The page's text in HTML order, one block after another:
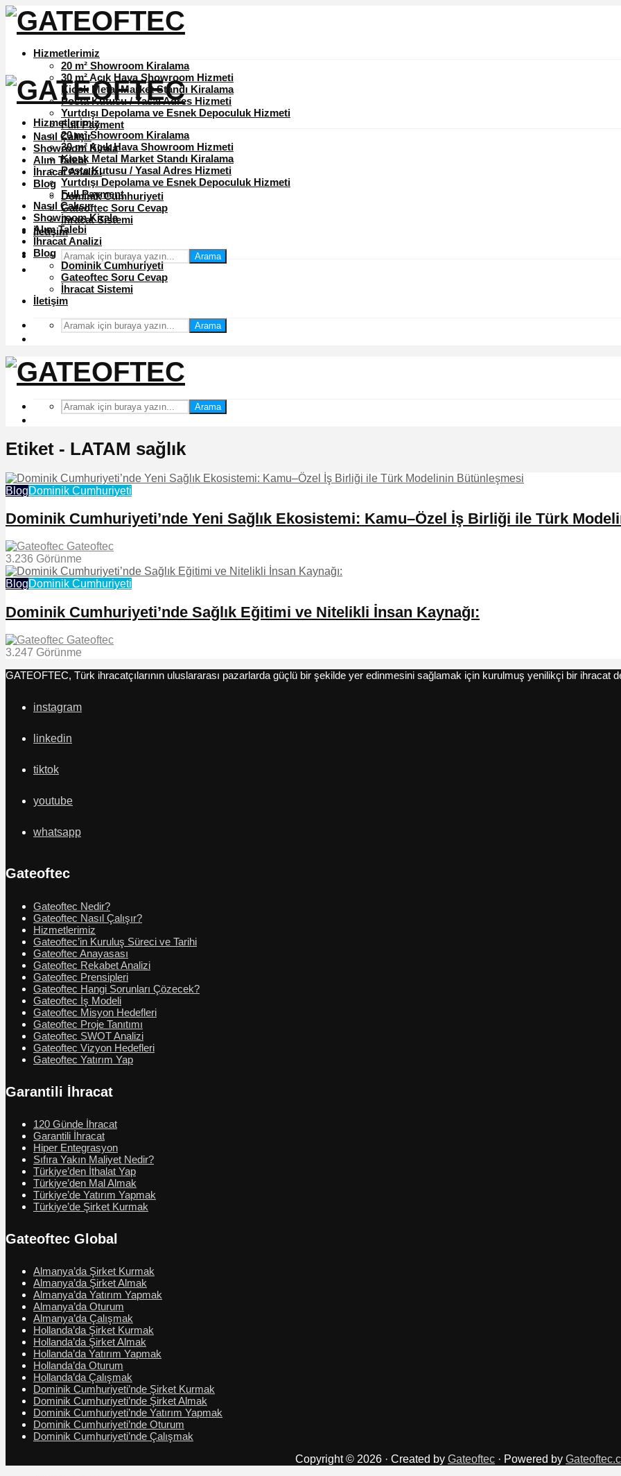
Hizmetlerimiz
20 m² Showroom Kiralama
30 m² Açık Hava Showroom Hizmeti
Kiosk Metal Market Standı Kiralama
Posta Kutusu / Yasal Adres Hizmeti
Yurtdışı Depolama ve Esnek Depoculuk Hizmeti
Full Payment
Nasıl Çalışır
Showroom Kirala
Alım Talebi
İhracat Analizi
Blog
Dominik Cumhuriyeti
Gateoftec Soru Cevap
İhracat Sistemi
İletişim
Arama
Hizmetlerimiz
20 m² Showroom Kiralama
30 m² Açık Hava Showroom Hizmeti
Kiosk Metal Market Standı Kiralama
Posta Kutusu / Yasal Adres Hizmeti
Yurtdışı Depolama ve Esnek Depoculuk Hizmeti
Full Payment
Nasıl Çalışır
Showroom Kirala
Alım Talebi
İhracat Analizi
Blog
Dominik Cumhuriyeti
Gateoftec Soru Cevap
İhracat Sistemi
İletişim
Arama
Arama
Etiket - LATAM sağlık
BlogDominik Cumhuriyeti
Dominik Cumhuriyeti’nde Yeni Sağlık Ekosistemi: Kamu–Özel İş Birliği ile Türk
Gateoftec
3.236 Görünme
BlogDominik Cumhuriyeti
Dominik Cumhuriyeti’nde Sağlık Eğitimi ve Nitelikli İnsan Kaynağı:
Gateoftec
3.247 Görünme
GATEOFTEC, Türk ihracatçılarının uluslararası pazarlarda güçlü bir şekilde yer edinmesini sağlamak için kurulmuş yenilikçi bir ihracat
instagram
linkedin
tiktok
youtube
whatsapp
Gateoftec
Gateoftec Nedir?
Gateoftec Nasıl Çalışır?
Hizmetlerimiz
Gateoftec’in Kuruluş Süreci ve Tarihi
Gateoftec Anayasası
Gateoftec Rekabet Analizi
Gateoftec Prensipleri
Gateoftec Hangi Sorunları Çözecek?
Gateoftec İş Modeli
Gateoftec Misyon Hedefleri
Gateoftec Proje Tanıtımı
Gateoftec SWOT Analizi
Gateoftec Vizyon Hedefleri
Gateoftec Yatırım Yap
Garantili İhracat
120 Günde İhracat
Garantili İhracat
Hiper Entegrasyon
Sıfıra Yakın Maliyet Nedir?
Türkiye’den İthalat Yap
Türkiye’den Mal Almak
Türkiye’de Yatırım Yapmak
Türkiye’de Şirket Kurmak
Gateoftec Global
Almanya’da Şirket Kurmak
Almanya’da Şirket Almak
Almanya’da Yatırım Yapmak
Almanya’da Oturum
Almanya’da Çalışmak
Hollanda’da Şirket Kurmak
Hollanda’da Şirket Almak
Hollanda’da Yatırım Yapmak
Hollanda’da Oturum
Hollanda’da Çalışmak
Dominik Cumhuriyeti’nde Şirket Kurmak
Dominik Cumhuriyeti’nde Şirket Almak
Dominik Cumhuriyeti’nde Yatırım Yapmak
Dominik Cumhuriyeti’nde Oturum
Dominik Cumhuriyeti’nde Çalışmak
Copyright © 2026 · Created by Gateoftec · Powered by